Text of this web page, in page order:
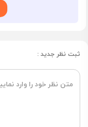
ثبت نظر جدید :